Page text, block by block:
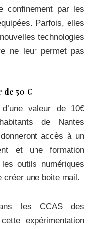
confinement par les
Parfois, elles
technologies
ne leur permet pas
de 50 €
valeur de 10€
de Nantes
accès à un
et une formation
outils numériques
créer une boite mail.
les CCAS des
expérimentation